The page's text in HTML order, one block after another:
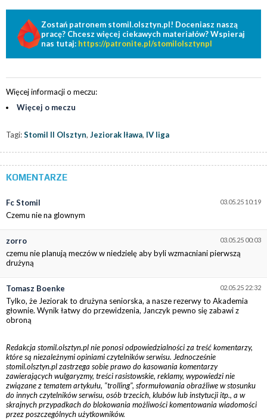
Zostań patronem stomil.olsztyn.pl! Doceniasz naszą
pracę? Chcesz więcej ciekawych materiałów? Wspieraj
nas tutaj: https://patronite.pl/stomilolsztynpl
Więcej informacji o meczu:
Więcej o meczu
Tagi:Stomil II Olsztyn, Jeziorak Iława, IV liga
KOMENTARZE
03.05.25 10:19
Fc Stomil
Czemu nie na glownym
03.05.25 00:03
zorro
czemu nie planują meczów w niedzielę aby byli wzmacniani pierwszą
drużyną
02.05.25 22:32
Tomasz Boenke
Tylko, że Jeziorak to drużyna seniorska, a nasze rezerwy to Akademia
głownie. Wynik łatwy do przewidzenia, Janczyk pewno się zabawi z
obroną
Redakcja stomil.olsztyn.pl nie ponosi odpowiedzialności za treść komentarzy,
które są niezależnymi opiniami czytelników serwisu. Jednocześnie
stomil.olsztyn.pl zastrzega sobie prawo do kasowania komentarzy
zawierających wulgaryzmy, treści rasistowskie, reklamy, wypowiedzi nie
związane z tematem artykułu, "trolling", sformułowania obraźliwe w stosunku
do innych czytelników serwisu, osób trzecich, klubów lub instytucji itp., a w
skrajnych przypadkach do blokowania możliwości komentowania wiadomości
przez poszczególnych użytkowników.